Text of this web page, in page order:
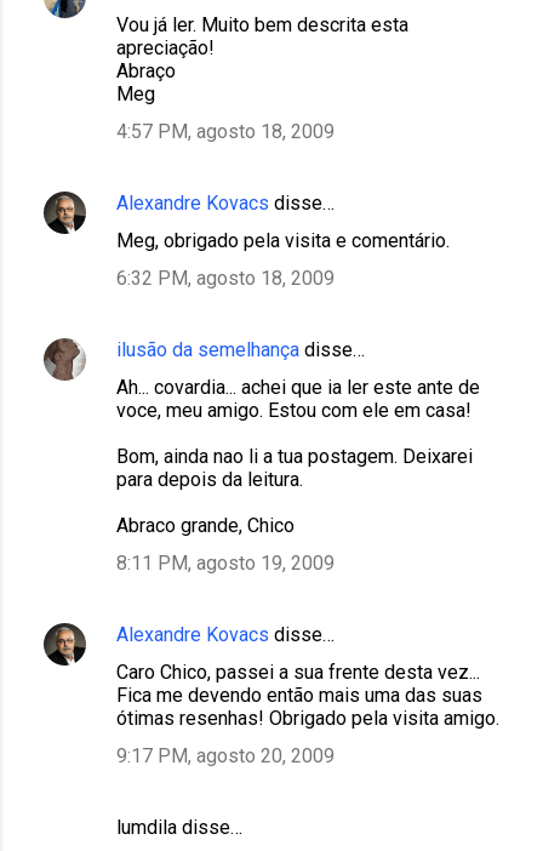
Vou já ler. Muito bem descrita esta
apreciação!
Abraço
Meg
4:57 PM, agosto 18, 2009
Alexandre Kovacs disse…
Meg, obrigado pela visita e comentário.
6:32 PM, agosto 18, 2009
ilusão da semelhança disse…
Ah... covardia... achei que ia ler este ante de
voce, meu amigo. Estou com ele em casa!
Bom, ainda nao li a tua postagem. Deixarei
para depois da leitura.
Abraco grande, Chico
8:11 PM, agosto 19, 2009
Alexandre Kovacs disse…
Caro Chico, passei a sua frente desta vez...
Fica me devendo então mais uma das suas
ótimas resenhas! Obrigado pela visita amigo.
9:17 PM, agosto 20, 2009
lumdila disse…